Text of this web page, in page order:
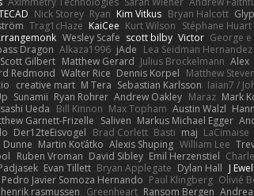
Nick Storey Ryan Kim Vitkus Bryan Halcott
Trag1cHaze KaiCee Kurt Wilson Stéphane Huart
Wesley Scafe scott bilby Victor George e
Dragon Alkaza1996 jAde Lea Seidman Hernandez
Scott Gilbert Matthew Gerard Julius Brockelmann Alex
Redmond Walter Rice Dennis Korpel Matthew
creative mart M Tera Sebastian Karlsson Iaian7 /
Sunamii Ryan Rohrer Andrew Oakley Maraz Mark
Ueda Bill Kinnon Max Topham Austin Walzl
Garnett-Frizelle Saliven Markus Michael Egger
Der12teEisvogel Brad Corlett Basti maj LaCimaise
Dunne Martin Koťátko Alexis Shuping William Lee
Ruben Vroman David Sibley Emil Herzenstiel
Evan Tillett Bryan Applegate Dylan Hall J Ewell
Pedro Javier Somoza Hernando Paul Klingberg Olivié
henrik rasmussen Greenheart Ransom Bergen